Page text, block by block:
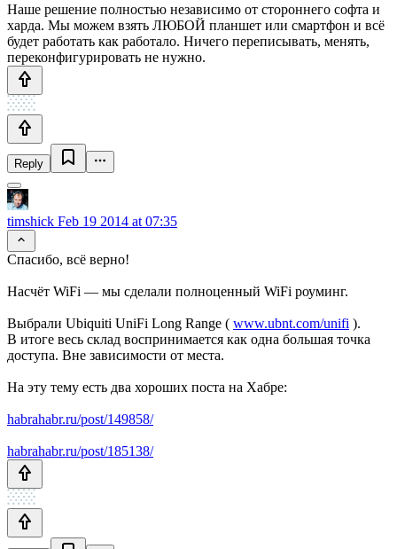
Наше решение полностью независимо от стороннего софта и
харда. Мы можем взять ЛЮБОЙ планшет или смартфон и всё
будет работать как работало. Ничего переписывать, менять,
переконфигурировать не нужно.
Reply
timshick Feb 19 2014 at 07:35
Спасибо, всё верно!
Насчёт WiFi — мы сделали полноценный WiFi роуминг.
Выбрали Ubiquiti UniFi Long Range ( www.ubnt.com/unifi ).
В итоге весь склад воспринимается как одна большая точка
доступа. Вне зависимости от места.
На эту тему есть два хороших поста на Хабре:
habrahabr.ru/post/149858/
habrahabr.ru/post/185138/